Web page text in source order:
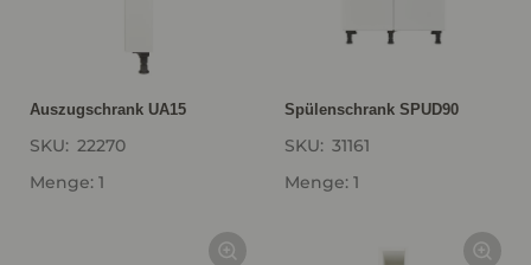
Auszugschrank UA15
SKU: 22270
Menge: 1
Spülenschrank SPUD90
SKU: 31161
Menge: 1